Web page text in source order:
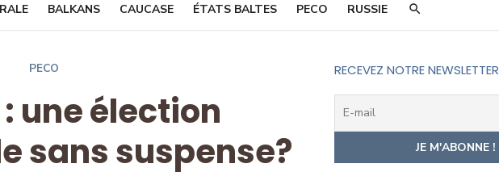
BALKANS CAUCASE ÉTATS BALTES PECO RUSSIE
PECO
une élection
sans suspense?
RECEVEZ NOTRE NEWSLETTER